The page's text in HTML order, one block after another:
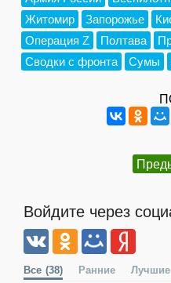
Житомир
Запорожье
Операция Z
Полтава
Сводки с фронта
Сумы
Войдите через
Все (38) Ранние Лучшие